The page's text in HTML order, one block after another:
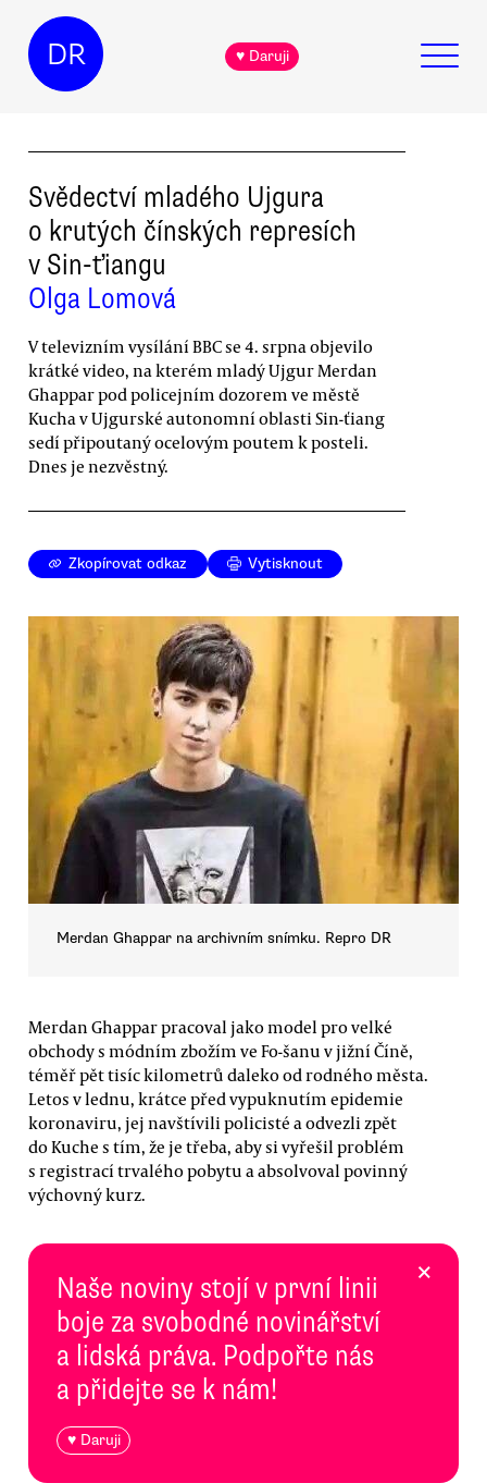
DR ♥ Daruji
Svědectví mladého Ujgura
o krutých čínských represích
v Sin-ťiangu
Olga Lomová
V televizním vysílání BBC se 4. srpna objevilo
krátké video, na kterém mladý Ujgur Merdan
Ghappar pod policejním dozorem ve městě
Kucha v Ujgurské autonomní oblasti Sin-ťiang
sedí připoutaný ocelovým poutem k posteli.
Dnes je nezvěstný.
Zkopírovat odkaz Vytisknout
Merdan Ghappar na archivním snímku. Repro DR
Merdan Ghappar pracoval jako model pro velké
obchody s módním zbožím ve Fo-šanu v jižní Číně,
téměř pět tisíc kilometrů daleko od rodného města.
Letos v lednu, krátce před vypuknutím epidemie
koronaviru, jej navštívili policisté a odvezli zpět
do Kuche s tím, že je třeba, aby si vyřešil problém
s registrací trvalého pobytu a absolvoval povinný
výchovný kurz.
Naše noviny stojí v první linii
boje za svobodné novinářství
a lidská práva. Podpořte nás
a přidejte se k nám!
♥ Daruji
×